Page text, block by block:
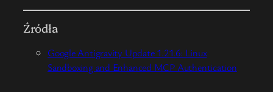
Źródła
Google Antigravity Update 1.21.6: Linux
Sandboxing and Enhanced MCP Authentication